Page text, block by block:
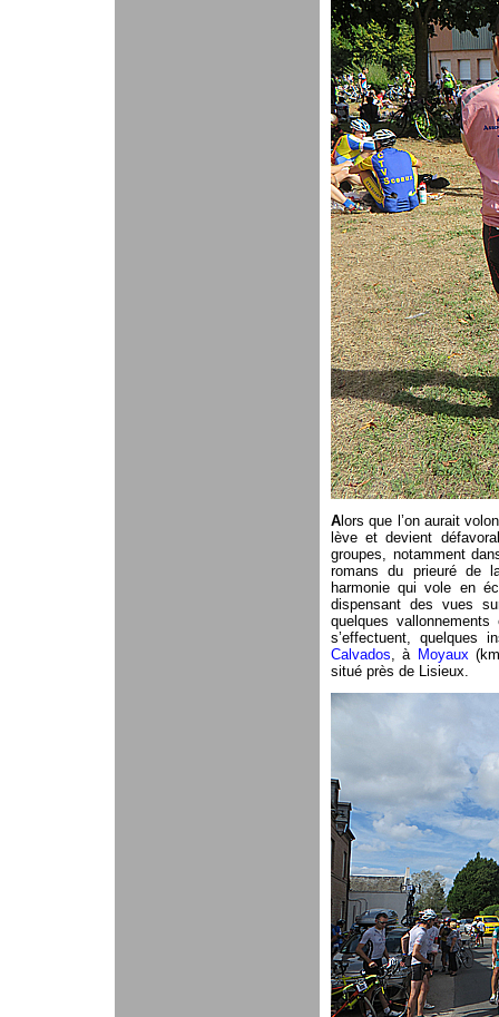
A lors que l’on aurait
lève et devient
groupes, notamment
romans du prieuré de
harmonie qui vole en
dispensant des vues
quelques
s’effectuent, quelques
Calvados, à Moyaux(km
situé près de Lisieux.